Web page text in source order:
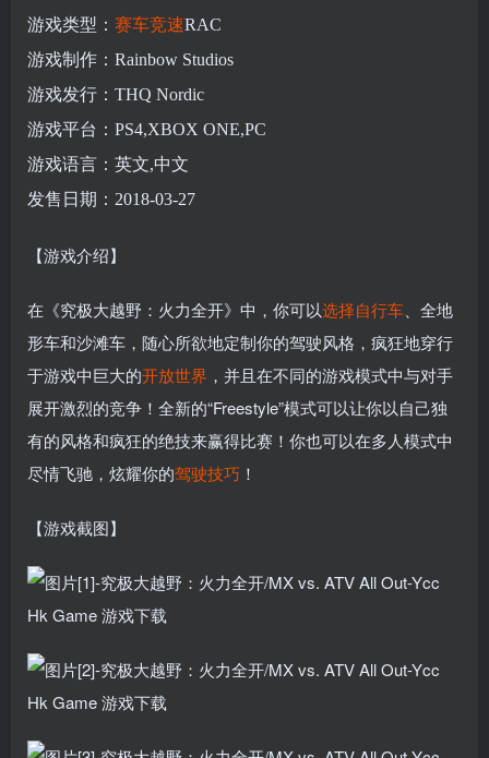
游戏类型： 赛车竞速RAC
游戏制作：Rainbow Studios
游戏发行：THQ Nordic
游戏平台：PS4,XBOX ONE,PC
游戏语言：英文,中文
发售日期：2018-03-27
【游戏介绍】
在《究极大越野：火力全开》中，你可以选择自行车 、全地
形车和沙滩车，随心所欲地定制你的驾驶风格，疯狂地穿行
于游戏中巨大的开放世界 ，并且在不同的游戏模式中与对手
展开激烈的竞争！全新的“Freestyle”模式可以让你以自己独
有的风格和疯狂的绝技来赢得比赛！你也可以在多人模式中
尽情飞驰，炫耀你的驾驶技巧 ！
【游戏截图】